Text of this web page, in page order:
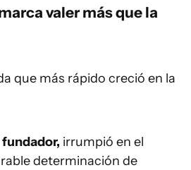
valer más que la
que más rápido creció en la
irrumpió en el
determinación de